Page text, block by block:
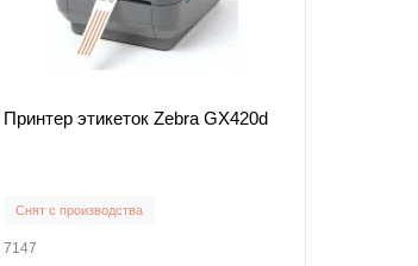
Принтер этикеток Zebra GX420d
Снят с производства
7147